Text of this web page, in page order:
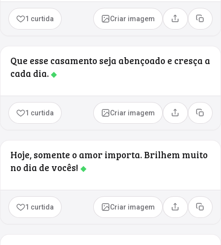
1 curtida Criar imagem Compartilhar
Copiar
Que esse casamento seja abençoado e cresça a
cada dia.◆
1 curtida Criar imagem Compartilhar
Copiar
Hoje, somente o amor importa. Brilhem muito
no dia de vocês! ◆
1 curtida Criar imagem Compartilhar
Copiar